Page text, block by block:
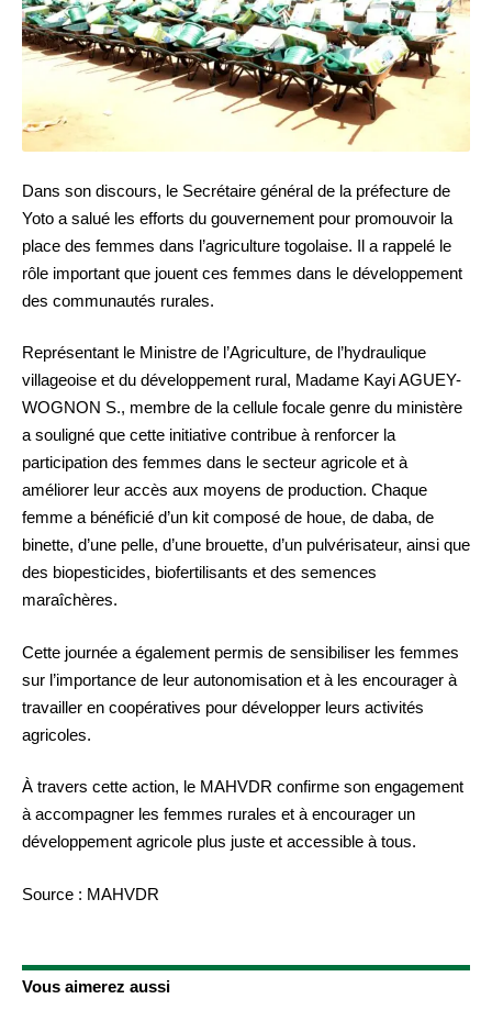
Dans son discours, le Secrétaire général de la préfecture de
Yoto a salué les efforts du gouvernement pour promouvoir la
place des femmes dans l’agriculture togolaise. Il a rappelé le
rôle important que jouent ces femmes dans le développement
des communautés rurales.
Représentant le Ministre de l’Agriculture, de l’hydraulique
villageoise et du développement rural, Madame Kayi AGUEY-
WOGNON S., membre de la cellule focale genre du ministère
a souligné que cette initiative contribue à renforcer la
participation des femmes dans le secteur agricole et à
améliorer leur accès aux moyens de production. Chaque
femme a bénéficié d’un kit composé de houe, de daba, de
binette, d’une pelle, d’une brouette, d’un pulvérisateur, ainsi que
des biopesticides, biofertilisants et des semences
maraîchères.
Cette journée a également permis de sensibiliser les femmes
sur l’importance de leur autonomisation et à les encourager à
travailler en coopératives pour développer leurs activités
agricoles.
À travers cette action, le MAHVDR confirme son engagement
à accompagner les femmes rurales et à encourager un
développement agricole plus juste et accessible à tous.
Source : MAHVDR
Vous aimerez aussi